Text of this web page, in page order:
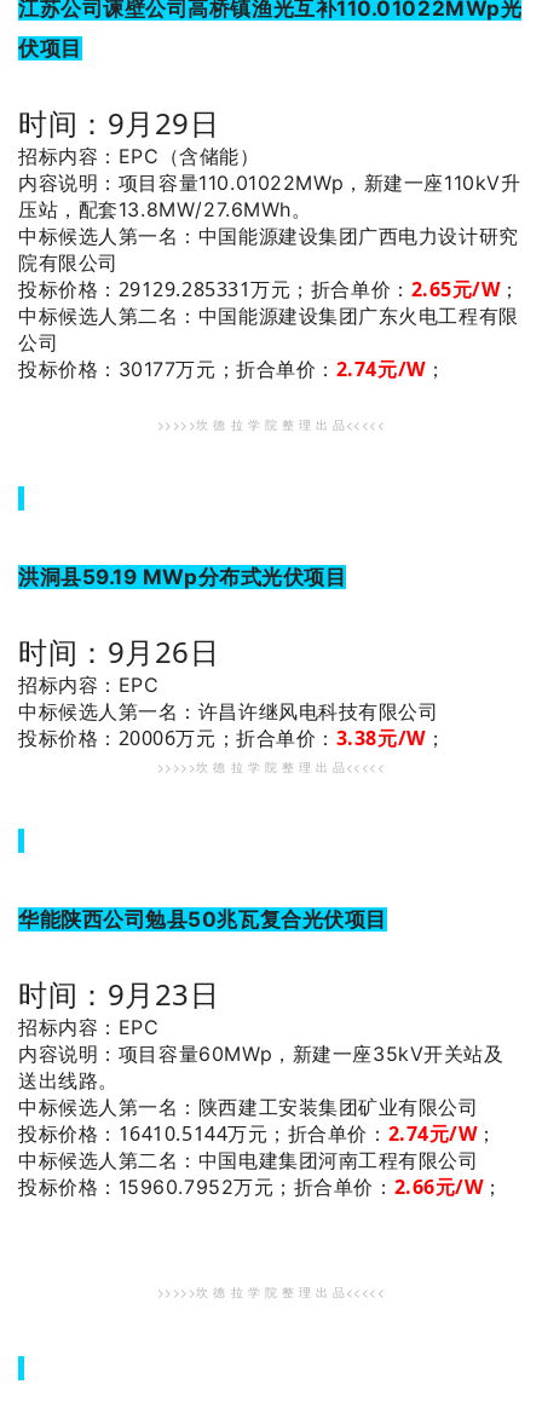
江苏公司谏壁公司高桥镇渔光互补110.01022MWp光
伏项目
时间：9月29日
招标内容：EPC（含储能）
内容说明：项目容量110.01022MWp，新建一座110kV升
压站，配套13.8MW/27.6MWh。
中标候选人第一名 ：中国能源建设集团广西电力设计研究
院有限公司
投标价格：29129.285331万元； 折合单价： 2.65元/W；
中标候选人第二名 ：中国能源建设集团广东火电工程有限
公司
投标价格：30177万元；折合单价： 2.74元/W；
>>>>>坎 德 拉 学 院 整 理 出 品<<<<<
洪洞县59.19 MWp分布式光伏项目
时间：9月26日
招标内容：EPC
中标候选人第一名 ：许昌许继风电科技有限公司
投标价格：20006万元；折合单价： 3.38元/W；
>>>>>坎 德 拉 学 院 整 理 出 品<<<<<
华能陕西公司勉县50兆瓦复合光伏项目
时间：9月23日
招标内容：EPC
内容说明：项目容量60MWp，新建一座35kV开关站及
送出线路。
中标候选人第一名 ：陕西建工安装集团矿业有限公司
投标价格：16410.5144万元； 折合单价： 2.74元/W；
中标候选人第二名 ：中国电建集团河南工程有限公司
投标价格：15960.7952万元； 折合单价： 2.66元/W；
>>>>>坎 德 拉 学 院 整 理 出 品<<<<<